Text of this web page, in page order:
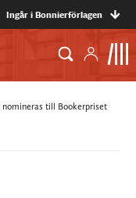
Ingår i Bonnierförlagen
nomineras till Bookerpriset